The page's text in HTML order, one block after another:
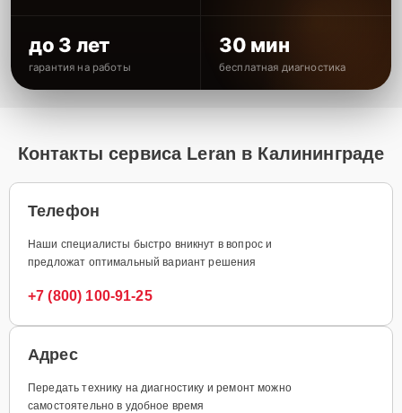
до 3 лет
гарантия на работы
30 мин
бесплатная диагностика
Контакты сервиса Leran в Калининграде
Телефон
Наши специалисты быстро вникнут в вопрос и
предложат оптимальный вариант решения
+7 (800) 100-91-25
Адрес
Передать технику на диагностику и ремонт можно
самостоятельно в удобное время